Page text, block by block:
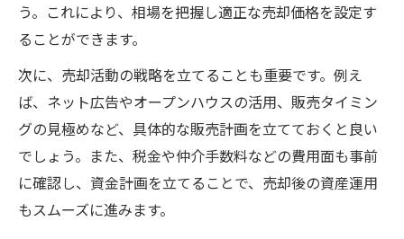
う。これにより、相場を把握し適正な売却価格を設定す
ることができます。
次に、売却活動の戦略を立てることも重要です。例え
ば、ネット広告やオープンハウスの活用、販売タイミン
グの見極めなど、具体的な販売計画を立てておくと良い
でしょう。また、税金や仲介手数料などの費用面も事前
に確認し、資金計画を立てることで、売却後の資産運用
もスムーズに進みます。